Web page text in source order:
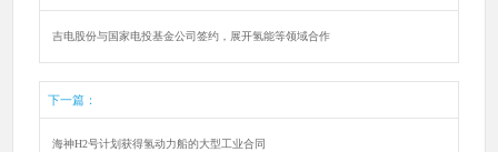
吉电股份与国家电投基金公司签约，展开氢能等领域合作
下一篇：
海神H2号计划获得氢动力船的大型工业合同